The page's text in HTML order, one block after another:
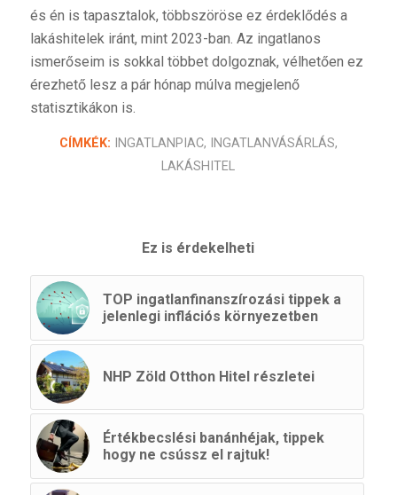
és én is tapasztalok, többszöröse ez érdeklődés a
lakáshitelek iránt, mint 2023-ban. Az ingatlanos
ismerőseim is sokkal többet dolgoznak, vélhetően ez
érezhető lesz a pár hónap múlva megjelenő
statisztikákon is.
CÍMKÉK: INGATLANPIAC, INGATLANVÁSÁRLÁS,
LAKÁSHITEL
Ez is érdekelheti
TOP ingatlanfinanszírozási tippek a
jelenlegi inflációs környezetben
NHP Zöld Otthon Hitel részletei
Értékbecslési banánhéjak, tippek
hogy ne csússz el rajtuk!